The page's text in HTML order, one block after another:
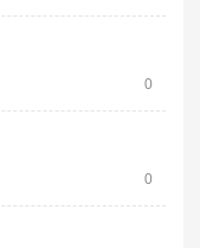
0
0